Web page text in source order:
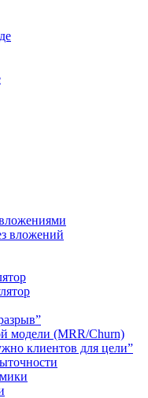
вложений
модели (MRR/Churn)
клиентов для цели”